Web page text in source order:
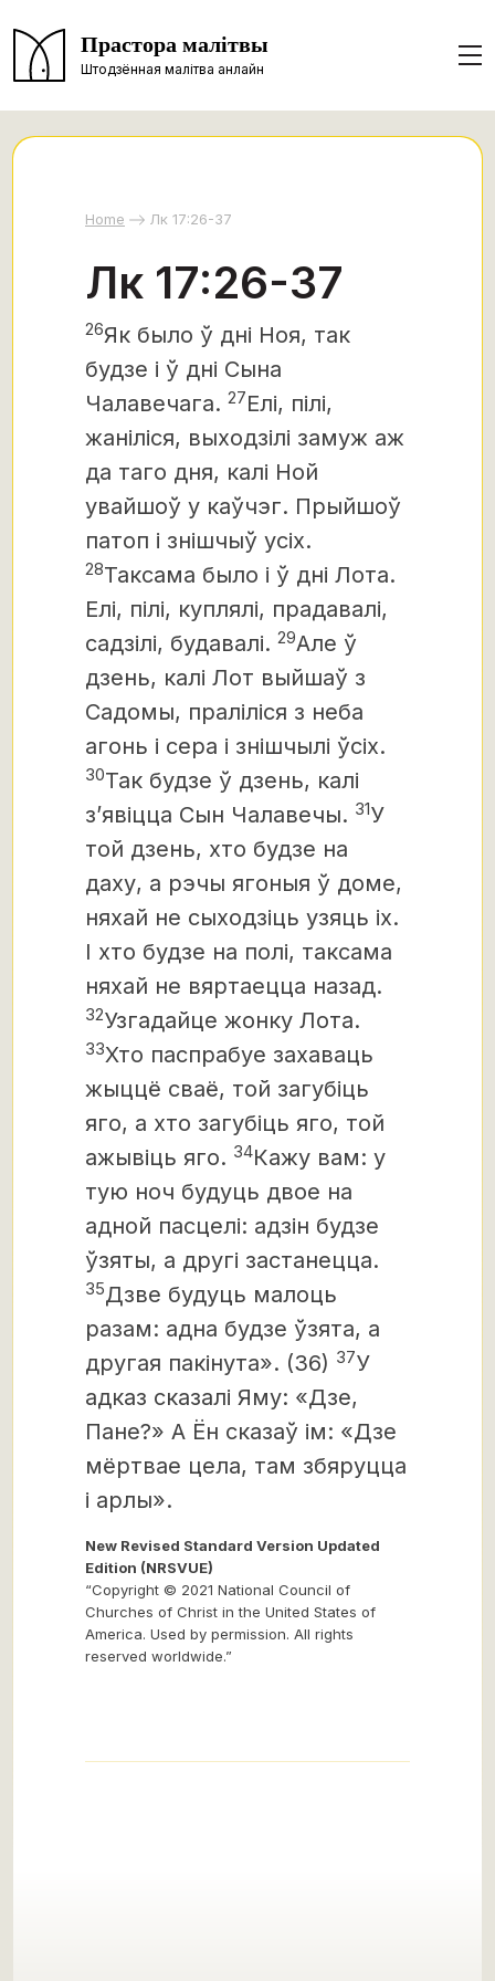
Прастора малітвы
Штодзённая малітва анлайн
Home Лк 17:26-37
Лк 17:26-37
26Як было ў дні Ноя, так
будзе і ў дні Сына
Чалавечага. 27Елі, пілі,
жаніліся, выходзілі замуж аж
да таго дня, калі Ной
увайшоў у каўчэг. Прыйшоў
патоп і знішчыў усіх.
28Таксама было і ў дні Лота.
Елі, пілі, куплялі, прадавалі,
садзілі, будавалі. 29Але ў
дзень, калі Лот выйшаў з
Садомы, праліліся з неба
агонь і сера і знішчылі ўсіх.
30Так будзе ў дзень, калі
з’явіцца Сын Чалавечы. 31У
той дзень, хто будзе на
даху, а рэчы ягоныя ў доме,
няхай не сыходзіць узяць іх.
І хто будзе на полі, таксама
няхай не вяртаецца назад.
32Узгадайце жонку Лота.
33Хто паспрабуе захаваць
жыццё сваё, той загубіць
яго, а хто загубіць яго, той
ажывіць яго. 34Кажу вам: у
тую ноч будуць двое на
адной пасцелі: адзін будзе
ўзяты, а другі застанецца.
35Дзве будуць малоць
разам: адна будзе ўзята, а
другая пакінута». (36) 37У
адказ сказалі Яму: «Дзе,
Пане?» А Ён сказаў ім: «Дзе
мёртвае цела, там збяруцца
і арлы».
New Revised Standard Version Updated
Edition (NRSVUE)
“Copyright © 2021 National Council of
Churches of Christ in the United States of
America. Used by permission. All rights
reserved worldwide.”